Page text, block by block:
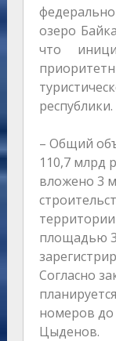
озеро
что
республики.
– Общий
110,7 млрд
вложено 3
площадью
Согласно
номеров до
Цыденов.